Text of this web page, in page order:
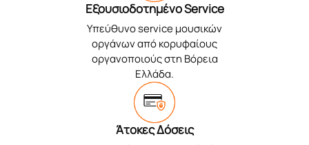
Εξουσιοδοτημένο Service
Υπεύθυνο service μουσικών
οργάνων από κορυφαίους
οργανοποιούς στη Βόρεια
Ελλάδα.
Άτοκες Δόσεις